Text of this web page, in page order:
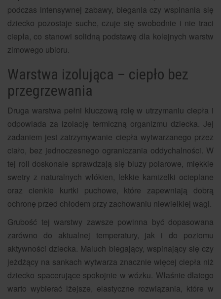
podczas intensywnej zabawy, biegania czy wspinania się
dziecko pozostaje suche, czuje się swobodnie i nie traci
ciepła, co stanowi solidną podstawę dla kolejnych warstw
zimowego ubioru.
Warstwa izolująca – ciepło bez
przegrzewania
Druga warstwa pełni kluczową rolę w utrzymaniu ciepła i
odpowiada za izolację termiczną organizmu dziecka. Jej
zadaniem jest zatrzymywanie ciepła wytwarzanego przez
ciało, bez jednoczesnego ograniczania oddychalności. W
tej roli doskonale sprawdzają się bluzy polarowe, miękkie
swetry z naturalnych włókien, lekkie kamizelki ocieplane
oraz cienkie kurtki puchowe, które zapewniają dobrą
ochronę przed chłodem przy zachowaniu niewielkiej wagi.
Grubość tej warstwy zawsze powinna być dopasowana
zarówno do aktualnej temperatury, jak i do poziomu
aktywności dziecka. Maluch biegający, wspinający się czy
jeżdżący na sankach wytwarza znacznie więcej ciepła niż
dziecko spacerujące spokojnie w wózku. Właśnie dlatego
warto wybierać lżejsze, elastyczne rozwiązania, które w